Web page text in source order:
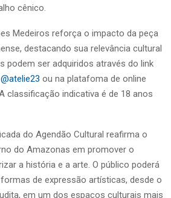
cênico.
Medeiros reforça o impacto da peça
destacando sua relevância cultural
podem ser adquiridos através do link
@atelie23 ou na platafoma de online
classificação indicativa é de 18 anos
do Agendão Cultural reafirma o
do Amazonas em promover o
a história e a arte. O público poderá
de expressão artísticas, desde o
em um dos espaços culturais mais